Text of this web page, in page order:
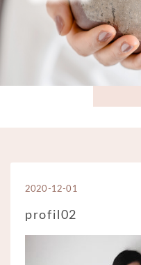
2020-12-01
profil02